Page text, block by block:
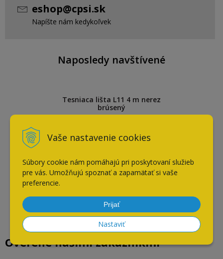
Vaše nastavenie cookies
Súbory cookie nám pomáhajú pri poskytovaní služieb
pre vás. Umožňujú spoznať a zapamätať si vaše
preferencie.
Prijať
Nastaviť
eshop@cpsi.sk
Napíšte nám kedykoľvek
Naposledy navštívené
Tesniaca lišta L11 4 m nerez
brúsený
Overené našimi zákazníkmi